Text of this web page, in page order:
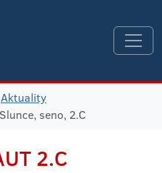
Aktuality
Slunce, seno, 2.C
2.C